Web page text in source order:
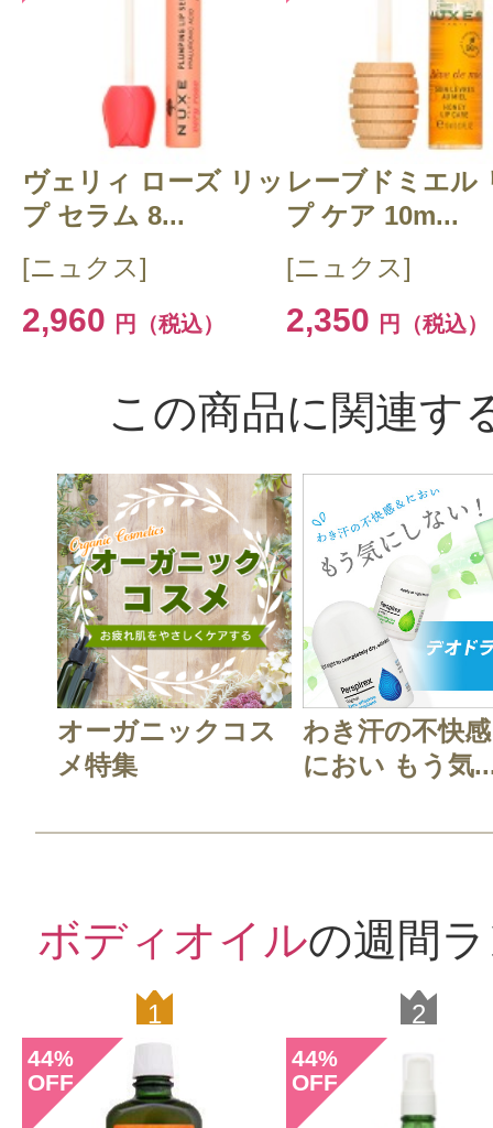
ヴェリィ ローズ リッ
プ セラム 8...
[ニュクス]
2,960 円（税込）
レーブドミエル
プ ケア 10m...
[ニュクス]
2,350 円（税込）
この商品に関連す
オーガニックコス
メ特集
わき汗の不快
におい もう気
ボディオイルの週間
1
44%
OFF
2
44%
OFF